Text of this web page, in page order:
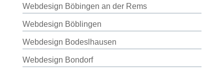
Webdesign Böbingen an der Rems
Webdesign Böblingen
Webdesign Bodeslhausen
Webdesign Bondorf